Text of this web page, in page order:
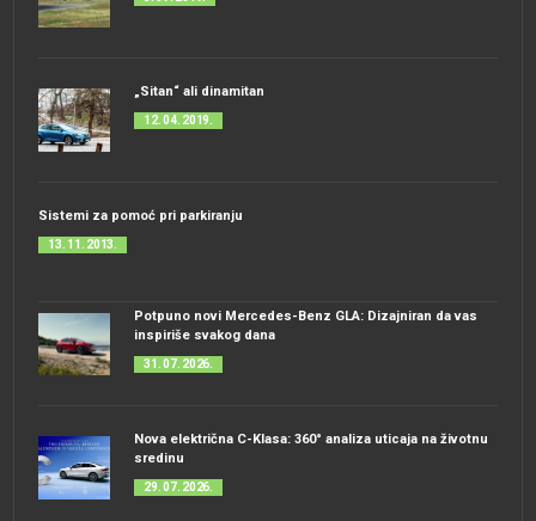
„Sitan“ ali dinamitan
12. 04. 2019.
Sistemi za pomoć pri parkiranju
13. 11. 2013.
Potpuno novi Mercedes-Benz GLA: Dizajniran da vas
inspiriše svakog dana
31. 07. 2026.
Nova električna C-Klasa: 360° analiza uticaja na životnu
sredinu
29. 07. 2026.